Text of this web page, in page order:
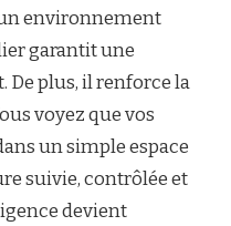
environnement
garantit une
plus, il renforce la
voyez que vos
un simple espace
suivie, contrôlée et
devient